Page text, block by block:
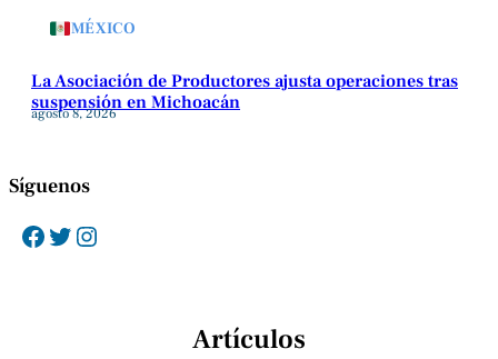
MÉXICO
La Asociación de Productores ajusta operaciones tras
suspensión en Michoacán
agosto 8, 2026
Síguenos
Facebook Twitter Instagram
Artículos